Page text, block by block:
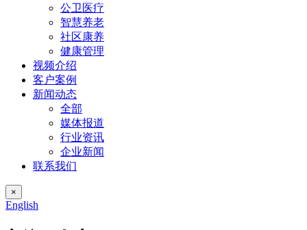
公卫医疗
智慧养老
社区康养
健康管理
视频介绍
客户案例
新闻动态
全部
媒体报道
行业资讯
企业新闻
联系我们
×
English